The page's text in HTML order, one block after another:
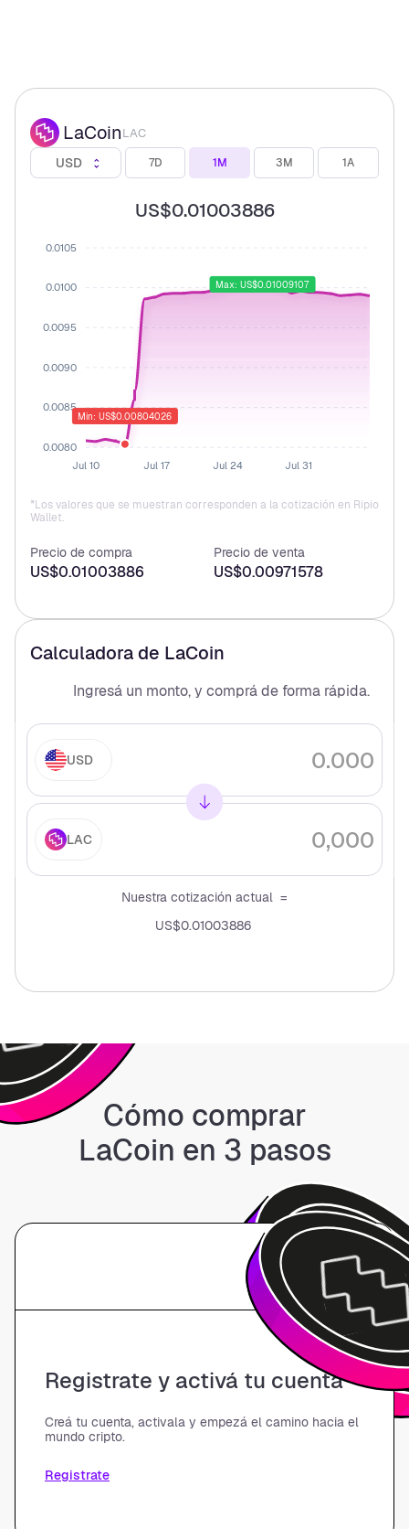
LaCoinLAC
USD 7D 1M 3M 1A
US$0.01003886
0.0105
0.0100
0.0095
0.0090
0.0085
0.0080
Jul 10
Jul 17 Jul 24 Jul 31
Max: US$0.01009107
Min: US$0.00804026
*Los valores que se muestran corresponden a la cotización en Ripio
Wallet.
Precio de compra
US$0.01003886
Precio de venta
US$0.00971578
Calculadora de LaCoin
Ingresá un monto, y compráde forma rápida.
USD
LAC
Nuestra cotización actual =
US$0.01003886
Cómo comprar
LaCoin en 3 pasos
01
Registrate y activá tu cuenta
Creá tu cuenta, activala y empezá el camino hacia el
mundo cripto.
Registrate